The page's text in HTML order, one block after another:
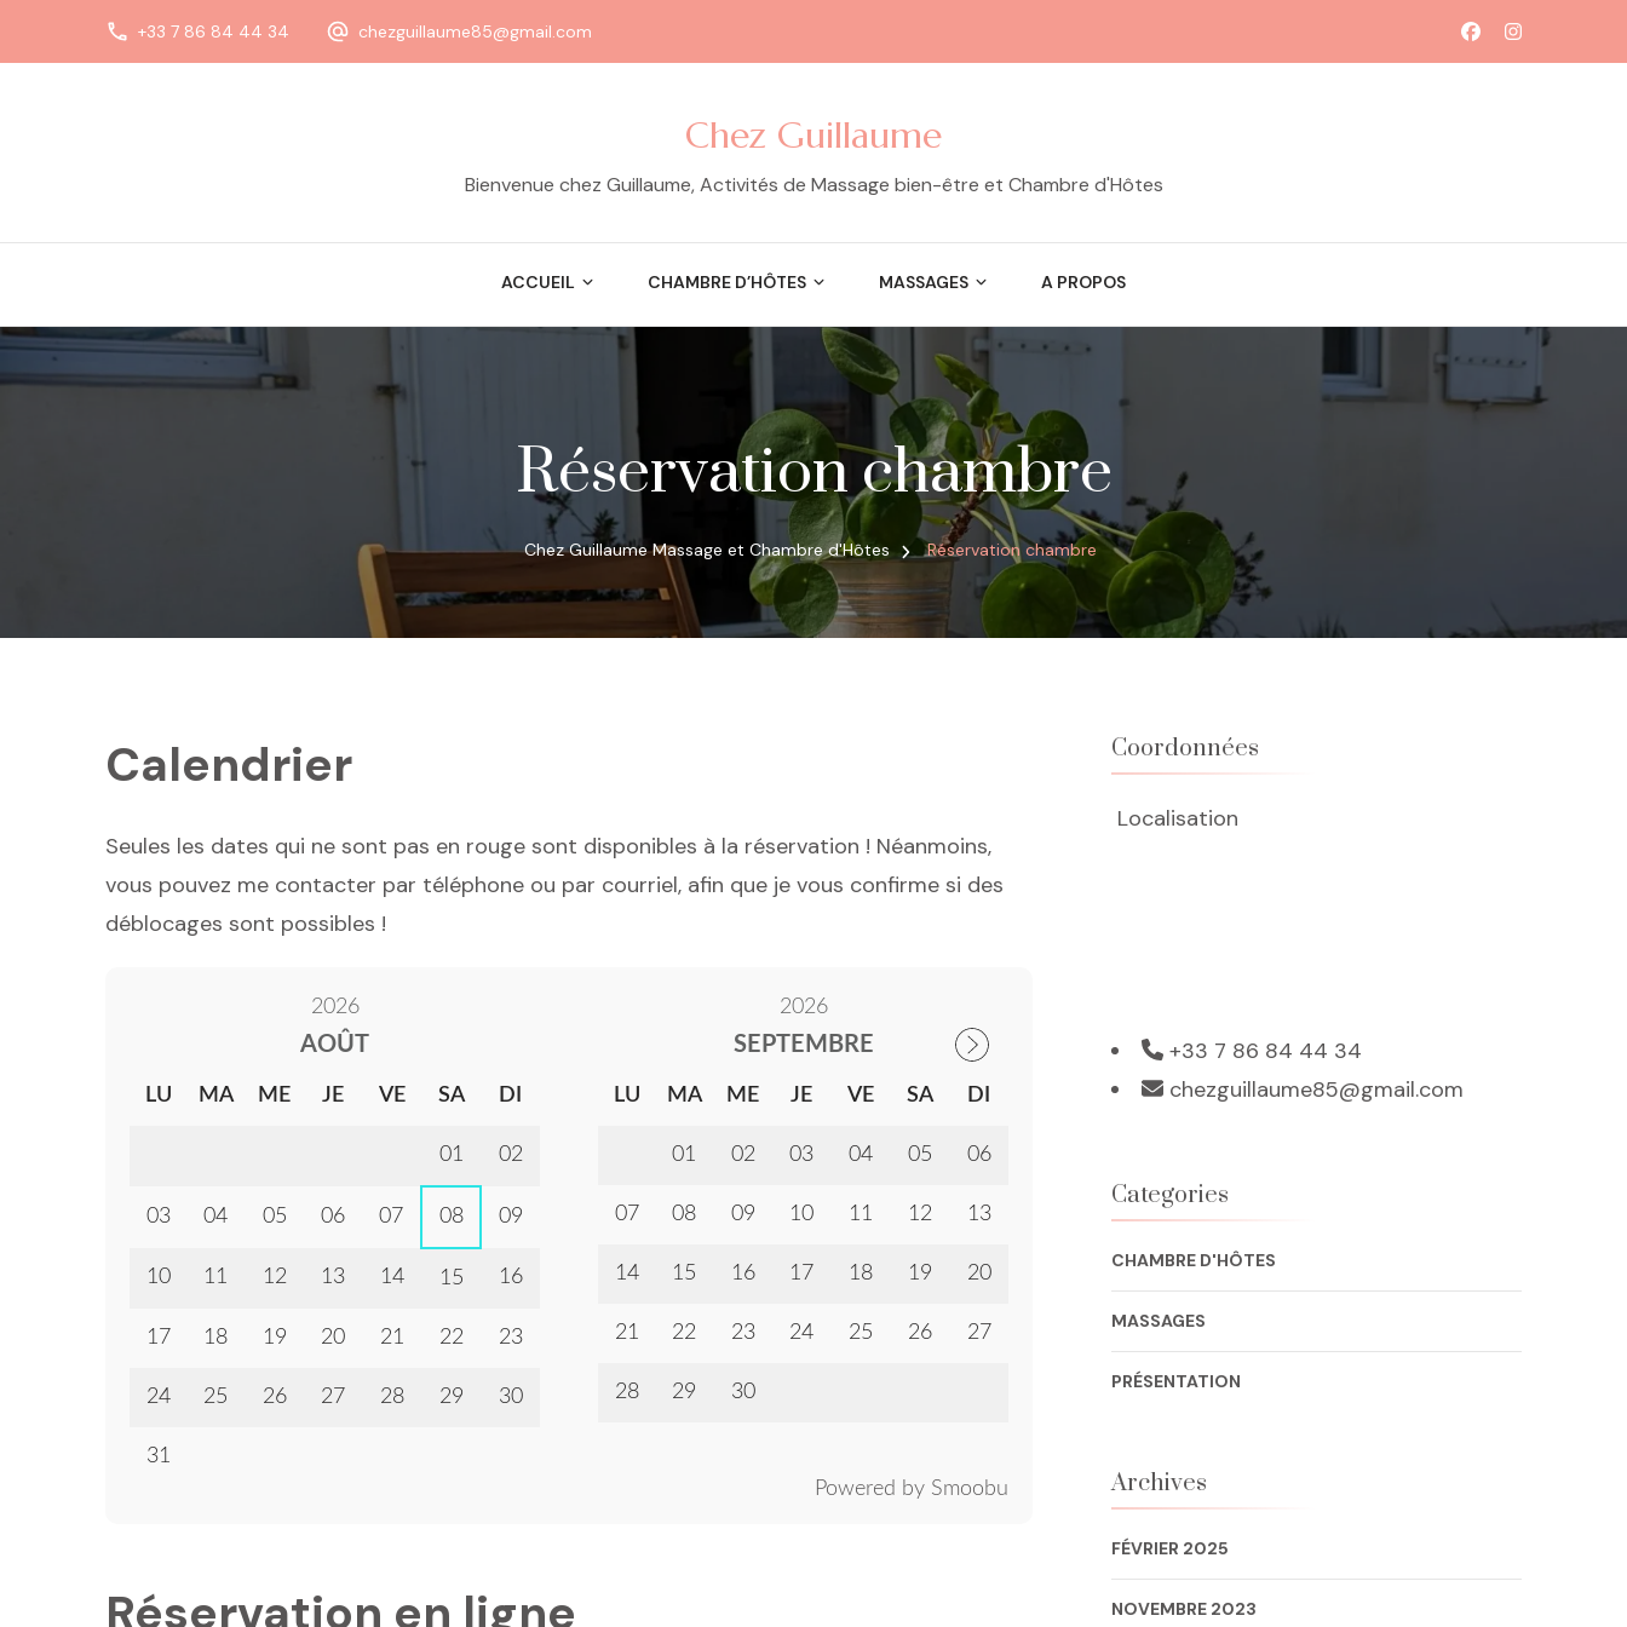
+33 7 86 84 44 34 chezguillaume85@gmail.com
Chez Guillaume
Bienvenue chez Guillaume, Activités de Massage bien-être et Chambre d'Hôtes
ACCUEIL CHAMBRE D’HÔTES MASSAGES A PROPOS
Réservation chambre
Chez Guillaume Massage et Chambre d'Hôtes Réservation chambre
Calendrier
Seules les dates qui ne sont pas en rouge sont disponibles à la réservation ! Néanmoins,
vous pouvez me contacter par téléphone ou par courriel, afin que je vous confirme si des
déblocages sont possibles !
2026
AOÛT
LU MA ME JE VE SA DI
01 02
03 04 05 06 07 08 09
10 11 12 13 14 15 16
17 18 19 20 21 22 23
24 25 26 27 28 29 30
31
2026
SEPTEMBRE
LU MA ME JE VE SA DI
01 02 03 04 05 06
07 08 09 10 11 12 13
14 15 16 17 18 19 20
21 22 23 24 25 26 27
28 29 30
Powered by Smoobu
Réservation en ligne
Coordonnées
Localisation
+33 7 86 84 44 34
chezguillaume85@gmail.com
Categories
CHAMBRE D'HÔTES
MASSAGES
PRÉSENTATION
Archives
FÉVRIER 2025
NOVEMBRE 2023